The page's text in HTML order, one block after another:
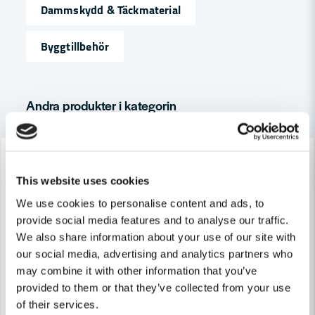
This website uses cookies
We use cookies to personalise content and ads, to
provide social media features and to analyse our traffic.
We also share information about your use of our site with
our social media, advertising and analytics partners who
may combine it with other information that you’ve
provided to them or that they’ve collected from your use
of their services.
Namn
email
Skicka fråga
Dammskydd & Täckmaterial
Byggtillbehör
Andra produkter i kategorin